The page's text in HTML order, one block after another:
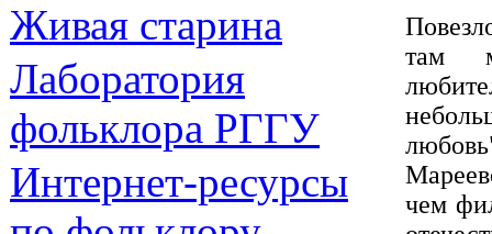
Живая cтарина
Лаборатория
фольклора РГГУ
Интернет-ресурсы
там
чем